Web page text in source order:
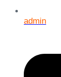
admin